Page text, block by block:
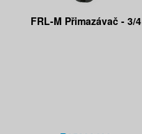
FRL-M Přimazávač - 3/4